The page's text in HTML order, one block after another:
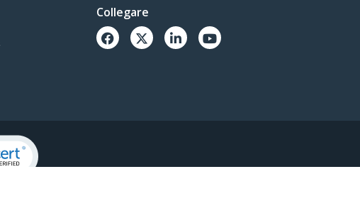
Collegare